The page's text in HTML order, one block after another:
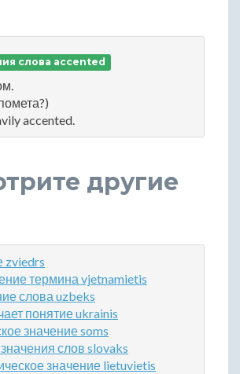
слова accented
accented.
другие
zviedrs
термина vjetnamietis
слова uzbeks
понятие ukrainis
значение soms
слов slovaks
значение lietuvietis